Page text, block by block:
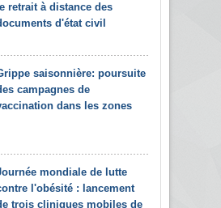
le retrait à distance des
d'état civil
saisonnière: poursuite
campagnes de
dans les zones
mondiale de lutte
l'obésité : lancement
trois cliniques mobiles de